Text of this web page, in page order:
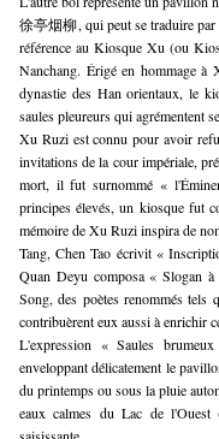
徐亭烟柳, qui peut se traduire
référence au Kiosque Xu (ou
Nanchang. Érigé en hommage
dynastie des Han orientaux, le
saules pleureurs qui agrémentent
Xu Ruzi est connu pour avoir
invitations de la cour impériale,
mort, il fut surnommé «
principes élevés, un kiosque fut
mémoire de Xu Ruzi inspira de
Tang, Chen Tao écrivit «
Quan Deyu composa « Slogan
Song, des poètes renommés
contribuèrent eux aussi à enrichir
L'expression « Saules
enveloppant délicatement le
du printemps ou sous la pluie
eaux calmes du Lac de l'Ouest